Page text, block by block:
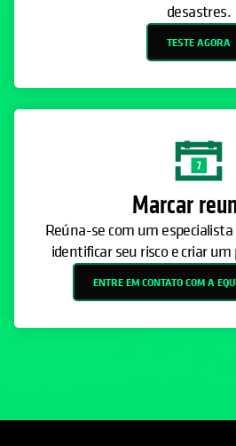
desastres.
TESTE AGORA
Marcar
Reúna-se com um
identificar seu risco e criar
ENTRE EM CONTATO COM A